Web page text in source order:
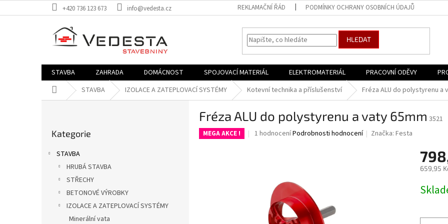
na
+420 736 123 673 info@vedesta.cz REKLAMAČNÍ ŘÁD PODMÍNKY OCHRANY OSOBNÍCH ÚDAJŮ
HLEDAT
STAVBA ZAHRADA DOMÁCNOST SPOJOVACÍ MATERIÁL ELEKTROMATERIÁL PRACOVNÍ ODĚVY
Domů STAVBA IZOLACE A ZATEPLOVACÍ SYSTÉMY Kotevní technika a příslušenství Fréza ALU do polystyrenu a
kategorie
Kategorie
STAVBA
HRUBÁ STAVBA
STŘECHY
BETONOVÉ VÝROBKY
IZOLACE A ZATEPLOVACÍ SYSTÉMY
Minerální vata
Fréza ALU do polystyrenu a vaty 65mm 3521
MEGA AKCE !
Průměrné
hvězdiček.
1 hodnoceníPodrobnosti hodnocení Značka:Festa
659,95
cena: